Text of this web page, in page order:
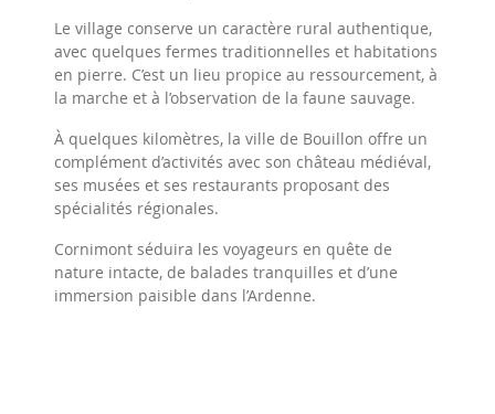
Le village conserve un caractère rural authentique,
avec quelques fermes traditionnelles et habitations
en pierre. C’est un lieu propice au ressourcement, à
la marche et à l’observation de la faune sauvage.
À quelques kilomètres, la ville de Bouillon offre un
complément d’activités avec son château médiéval,
ses musées et ses restaurants proposant des
spécialités régionales.
Cornimont séduira les voyageurs en quête de
nature intacte, de balades tranquilles et d’une
immersion paisible dans l’Ardenne.